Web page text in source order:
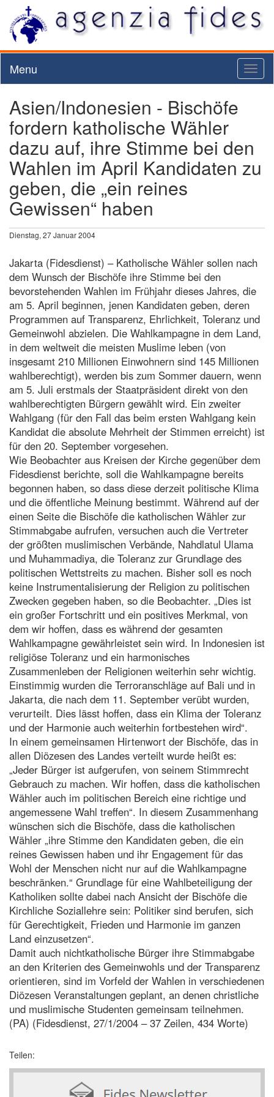
Menu
Asien/Indonesien - Bischöfe
fordern katholische Wähler
dazu auf, ihre Stimme bei den
Wahlen im April Kandidaten zu
geben, die „ein reines
Gewissen“ haben
Dienstag, 27 Januar 2004
Jakarta (Fidesdienst) – Katholische Wähler sollen nach
dem Wunsch der Bischöfe ihre Stimme bei den
bevorstehenden Wahlen im Frühjahr dieses Jahres, die
am 5. April beginnen, jenen Kandidaten geben, deren
Programmen auf Transparenz, Ehrlichkeit, Toleranz und
Gemeinwohl abzielen. Die Wahlkampagne in dem Land,
in dem weltweit die meisten Muslime leben (von
insgesamt 210 Millionen Einwohnern sind 145 Millionen
wahlberechtigt), werden bis zum Sommer dauern, wenn
am 5. Juli erstmals der Staatpräsident direkt von den
wahlberechtigten Bürgern gewählt wird. Ein zweiter
Wahlgang (für den Fall das beim ersten Wahlgang kein
Kandidat die absolute Mehrheit der Stimmen erreicht) ist
für den 20. September vorgesehen.
Wie Beobachter aus Kreisen der Kirche gegenüber dem
Fidesdienst berichte, soll die Wahlkampagne bereits
begonnen haben, so dass diese derzeit politische Klima
und die öffentliche Meinung bestimmt. Während auf der
einen Seite die Bischöfe die katholischen Wähler zur
Stimmabgabe aufrufen, versuchen auch die Vertreter
der größten muslimischen Verbände, Nahdlatul Ulama
und Muhammadiya, die Toleranz zur Grundlage des
politischen Wettstreits zu machen. Bisher soll es noch
keine Instrumentalisierung der Religion zu politischen
Zwecken gegeben haben, so die Beobachter. „Dies ist
ein großer Fortschritt und ein positives Merkmal, von
dem wir hoffen, dass es während der gesamten
Wahlkampagne gewährleistet sein wird. In Indonesien ist
religiöse Toleranz und ein harmonisches
Zusammenleben der Religionen weiterhin sehr wichtig.
Einstimmig wurden die Terroranschläge auf Bali und in
Jakarta, die nach dem 11. September verübt wurden,
verurteilt. Dies lässt hoffen, dass ein Klima der Toleranz
und der Harmonie auch weiterhin fortbestehen wird“.
In einem gemeinsamen Hirtenwort der Bischöfe, das in
allen Diözesen des Landes verteilt wurde heißt es:
„Jeder Bürger ist aufgerufen, von seinem Stimmrecht
Gebrauch zu machen. Wir hoffen, dass die katholischen
Wähler auch im politischen Bereich eine richtige und
angemessene Wahl treffen“. In diesem Zusammenhang
wünschen sich die Bischöfe, dass die katholischen
Wähler „ihre Stimme den Kandidaten geben, die ein
reines Gewissen haben und ihr Engagement für das
Wohl der Menschen nicht nur auf die Wahlkampagne
beschränken.“ Grundlage für eine Wahlbeteiligung der
Katholiken sollte dabei nach Ansicht der Bischöfe die
Kirchliche Soziallehre sein: Politiker sind berufen, sich
für Gerechtigkeit, Frieden und Harmonie im ganzen
Land einzusetzen“.
Damit auch nichtkatholische Bürger ihre Stimmabgabe
an den Kriterien des Gemeinwohls und der Transparenz
orientieren, sind im Vorfeld der Wahlen in verschiedenen
Diözesen Veranstaltungen geplant, an denen christliche
und muslimische Studenten gemeinsam teilnehmen.
(PA) (Fidesdienst, 27/1/2004 – 37 Zeilen, 434 Worte)
Teilen: